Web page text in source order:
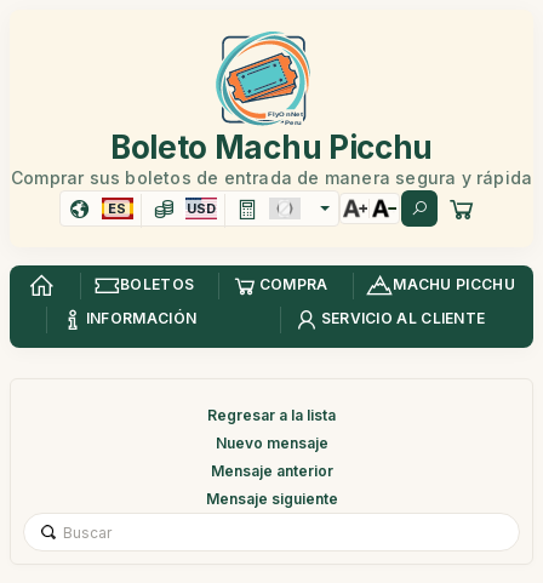
Boleto Machu Picchu
Comprar sus boletos de entrada de manera segura y rápida
ES USD
BOLETOS COMPRA
MACHU PICCHU
INFORMACIÓN
SERVICIO AL CLIENTE
Regresar a la lista
Nuevo mensaje
Mensaje anterior
Mensaje siguiente